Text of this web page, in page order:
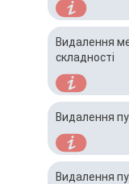
Видалення
складності
Видалення
Видалення